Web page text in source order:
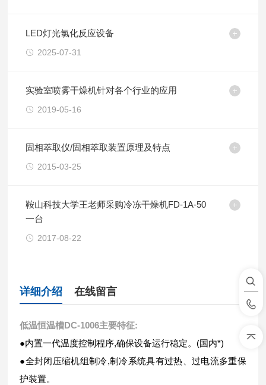
LED灯光氯化反应设备
2025-07-31
实验室喷雾干燥机针对各个行业的应用
2019-05-16
固相萃取仪/固相萃取装置原理及特点
2015-03-25
鞍山科技大学王老师采购冷冻干燥机FD-1A-50
一台
2017-08-22
详细介绍 在线留言
低温恒温槽DC-1006主要特征:
●内置一代温度控制程序,确保设备运行稳定。(国内*)
●全封闭压缩机组制冷,制冷系统具有过热、过电流多重保
护装置。